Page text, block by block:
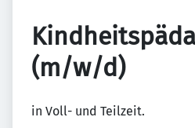
(m/w/d)
in Voll- und Teilzeit.